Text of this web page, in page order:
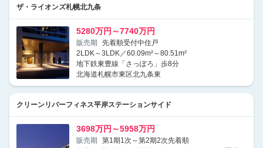
ザ・ライオンズ札幌北九条
5280万円～7740万円
販売期
先着順受付中住戸
2LDK～3LDK／60.09m²～80.51m²
地下鉄東豊線「さっぽろ」歩8分
北海道札幌市東区北九条東
クリーンリバーフィネス平岸ステーションサイド
3698万円～5958万円
販売期
第1期1次～第2期2次先着順